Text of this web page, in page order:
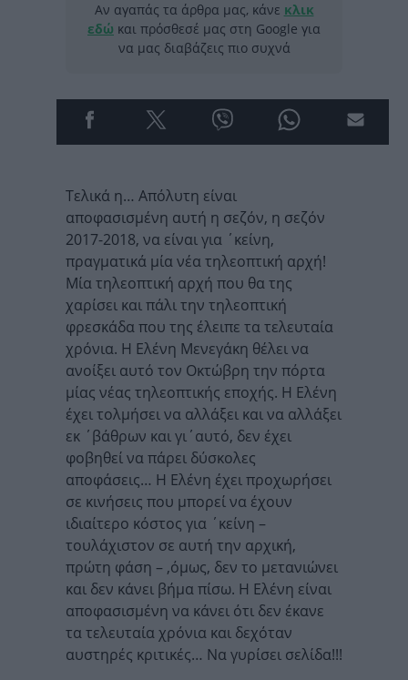
Αν αγαπάς τα άρθρα μας, κάνε κλικ
εδώ και πρόσθεσέ μας στη Google για
να μας διαβάζεις πιο συχνά
Τελικά η… Απόλυτη είναι
αποφασισμένη αυτή η σεζόν, η σεζόν
2017-2018, να είναι για ΄κείνη,
πραγματικά μία νέα τηλεοπτική αρχή!
Μία τηλεοπτική αρχή που θα της
χαρίσει και πάλι την τηλεοπτική
φρεσκάδα που της έλειπε τα τελευταία
χρόνια. Η Ελένη Μενεγάκη θέλει να
ανοίξει αυτό τον Οκτώβρη την πόρτα
μίας νέας τηλεοπτικής εποχής. Η Ελένη
έχει τολμήσει να αλλάξει και να αλλάξει
εκ ΄βάθρων και γι΄αυτό, δεν έχει
φοβηθεί να πάρει δύσκολες
αποφάσεις… Η Ελένη έχει προχωρήσει
σε κινήσεις που μπορεί να έχουν
ιδιαίτερο κόστος για ΄κείνη –
τουλάχιστον σε αυτή την αρχική,
πρώτη φάση – ,όμως, δεν το μετανιώνει
και δεν κάνει βήμα πίσω. Η Ελένη είναι
αποφασισμένη να κάνει ότι δεν έκανε
τα τελευταία χρόνια και δεχόταν
αυστηρές κριτικές… Να γυρίσει σελίδα!!!